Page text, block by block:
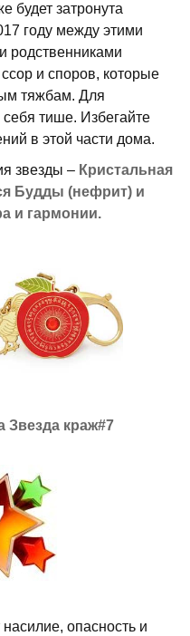
будет затронута
году между этими
родственниками
и споров, которые
тяжбам. Для
тише. Избегайте
в этой части дома.
звезды – Кристальная
Будды (нефрит) и
и гармонии.
Звезда краж#7
опасность и